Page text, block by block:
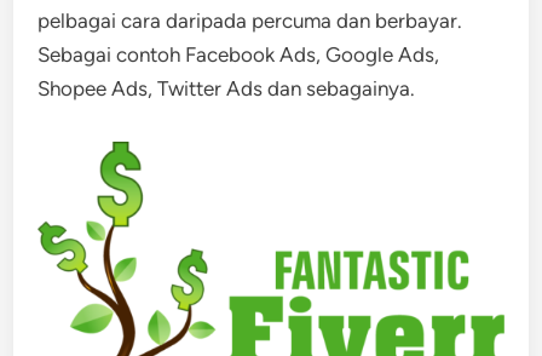
pelbagai cara daripada percuma dan berbayar.
Sebagai contoh Facebook Ads, Google Ads,
Shopee Ads, Twitter Ads dan sebagainya.